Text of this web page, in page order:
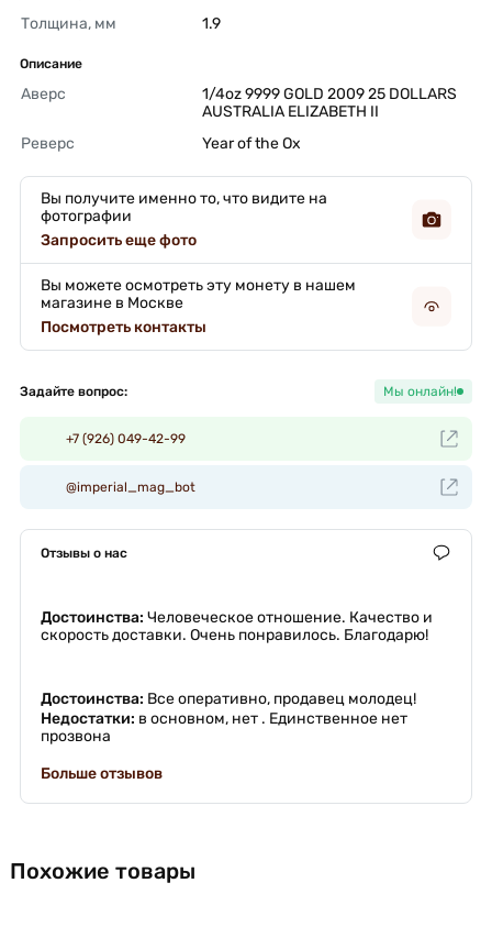
Толщина, мм
1.9
Описание
Аверс
1/4oz 9999 GOLD 2009 25 DOLLARS
AUSTRALIA ELIZABETH II
Реверс
Year of the Ox
Вы получите именно то, что видите на
фотографии
Запросить еще фото
Вы можете осмотреть эту монету в нашем
магазине в Москве
Посмотреть контакты
Задайте вопрос: Мы онлайн!
+7 (926) 049-42-99
@imperial_mag_bot
Отзывы о нас
Достоинства: Человеческое отношение. Качество и
скорость доставки. Очень понравилось. Благодарю!
Достоинства: Все оперативно, продавец молодец!
Недостатки: в основном, нет . Единственное нет
прозвона
Больше отзывов
Похожие товары